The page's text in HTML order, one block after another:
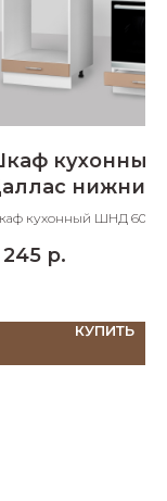
кухонный
нижний
600 мм
кухонный ШНД 600
245 р.
КУПИТЬ